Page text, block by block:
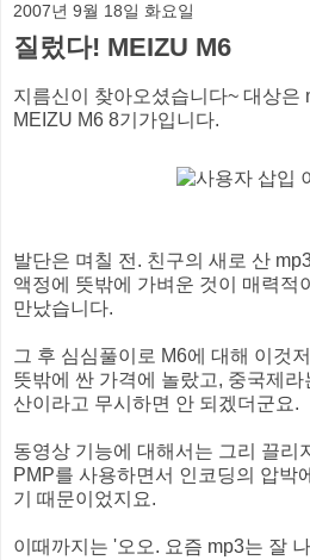
2007년 9월 18일 화요일
질렀다! MEIZU M6
지름신이 찾아오셨습니다~ 대상은
MEIZU M6 8기가입니다.
발단은 며칠 전. 친구의 새로 산
액정에 뜻밖에 가벼운 것이 매력적
만났습니다.
그 후 심심풀이로 M6에 대해 이것
뜻밖에 싼 가격에 놀랐고, 중국제
산이라고 무시하면 안 되겠더군요.
동영상 기능에 대해서는 그리 끌리
PMP를 사용하면서 인코딩의 압박
기 때문이었지요.
이때까지는 '오오. 요즘 mp3는 잘